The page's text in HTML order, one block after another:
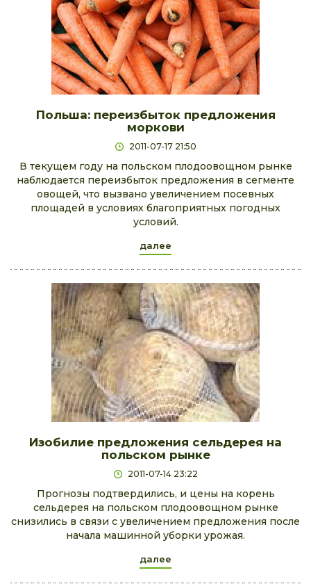
Польша: переизбыток предложения
моркови
2011-07-17 21:50
В текущем году на польском плодоовощном рынке
наблюдается переизбыток предложения в сегменте
овощей, что вызвано увеличением посевных
площадей в условиях благоприятных погодных
условий.
далее
Изобилие предложения сельдерея на
польском рынке
2011-07-14 23:22
Прогнозы подтвердились, и цены на корень
сельдерея на польском плодоовощном рынке
снизились в связи с увеличением предложения после
начала машинной уборки урожая.
далее